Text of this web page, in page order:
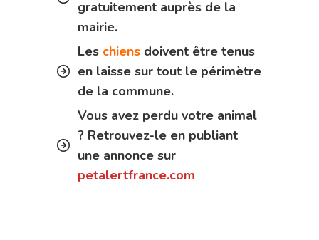
gratuitement auprès de la
mairie.
Les chiens doivent être tenus
en laisse sur tout le périmètre
de la commune.
Vous avez perdu votre animal
? Retrouvez-le en publiant
une annonce sur
petalertfrance.com